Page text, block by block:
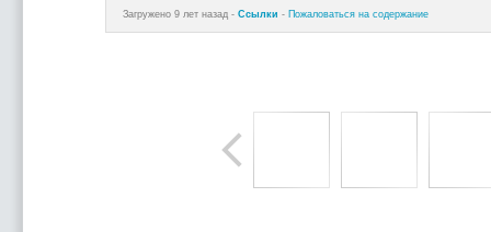
Загружено 9 лет назад - Ссылки - Пожаловаться на содержание